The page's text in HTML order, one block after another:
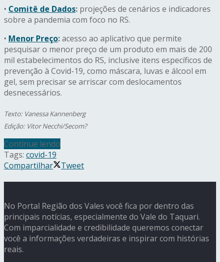
• Comitê de Dados: projeções de cenários e indicadores
sobre a pandemia com foco no RS.
• Menor Preço:acesso ao aplicativo que permite
pesquisar o menor preço de um produto em mais de 200
mil estabelecimentos do RS, inclusive itens específicos de
prevenção à Covid-19, como máscara, luvas e álcool em
gel, sem precisar se arriscar com deslocamentos
desnecessários.
Texto: Vanessa Kannenberg
Edição: Vitor Necchi/Secom?
Continue lendo
Tags: covid-19
Compartilhar
Tweet
No Portal Região dos Vales você fica por dentro das
principais notícias, especialmente do Vale do Taquari.
Com imparcialidade e credibilidade queremos conectar
você a informações verdadeiras e inspirar com histórias
reais.